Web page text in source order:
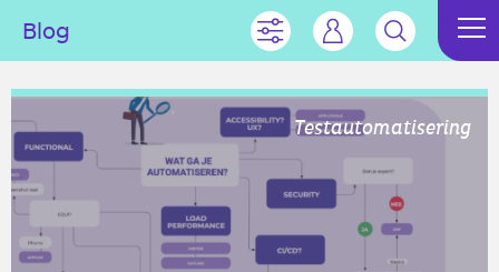
Blog
Testautomatisering